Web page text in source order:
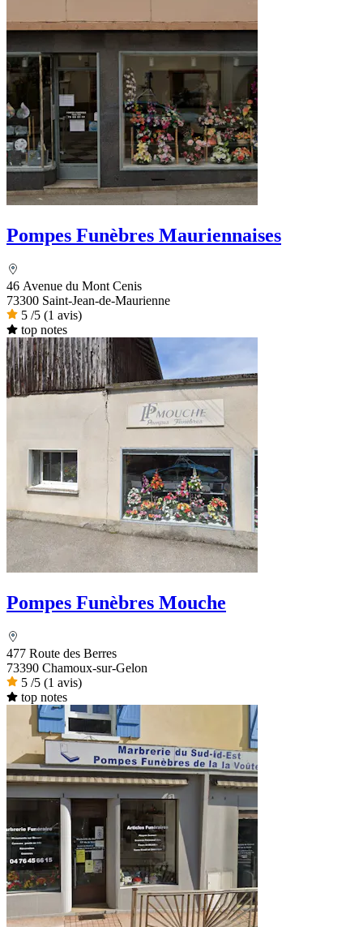
Pompes Funèbres Mauriennaises
46 Avenue du Mont Cenis
73300 Saint-Jean-de-Maurienne
5 /5 (1 avis)
top notes
Pompes Funèbres Mouche
477 Route des Berres
73390 Chamoux-sur-Gelon
5 /5 (1 avis)
top notes